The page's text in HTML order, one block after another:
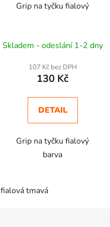
Grip na tyčku fialový
Skladem - odeslání 1-2 dny
107 Kč bez DPH
130 Kč
DETAIL
Grip na tyčku fialový
barva
fialová tmavá